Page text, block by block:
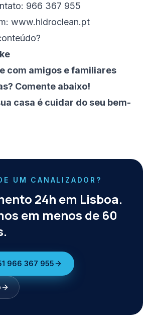
966 367 955
www.hidroclean.pt
com amigos e familiares
Comente abaixo!
casa é cuidar do seu bem-
UM CANALIZADOR?
24h em Lisboa.
em menos de 60
966 367 955